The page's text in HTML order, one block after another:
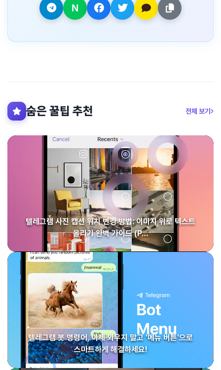
숨은 꿀팁 추천 전체 보기
텔레그램 사진 캡션 위치 변경 방법: 이미지 위로 텍스트
올리기 완벽 가이드 (P…
텔레그램 봇 명령어, 이제 외우지 말고 '메뉴 버튼'으로
스마트하게 해결하세요!